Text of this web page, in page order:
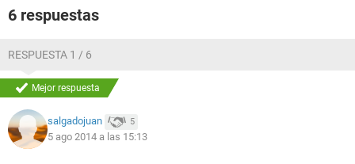
6 respuestas
RESPUESTA 1 / 6
Mejor respuesta
salgadojuan 5
5 ago 2014 a las 15:13